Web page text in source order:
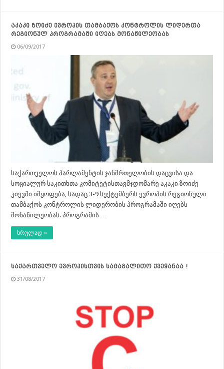
აკაკი ზოიძე ევროპის თამბაქოს კონტროლის ლიდერთა
რეგიონულ პროგრამაში იღებს მონაწილეობას
06/09/2017
საქართველოს პარლამენტის ჯანმრთელობის დაცვისა და
სოციალურ საკითხთა კომიტეტისთავმჯდომარე აკაკი ზოიძე
კიევში იმყოფება, სადაც 3-9 სექტემბერს ევროპის რეგიონული
თამბაქოს კონტროლის ლიდერობის პროგრამაში იღებს
მონაწილეობას. პროგრამის …
სრულად »
საქართველო ევროპისთვის სამაგალითო ქვეყანაა !
31/08/2017